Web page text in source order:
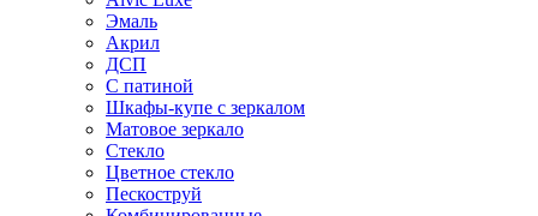
Эмаль
Акрил
ДСП
С патиной
Шкафы-купе с зеркалом
Матовое зеркало
Стекло
Цветное стекло
Пескоструй